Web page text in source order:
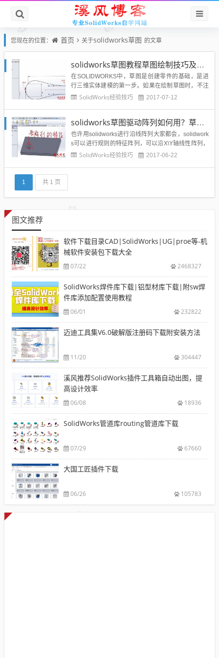
您现在的位置： 首页 关于solidworks草图 的文章
solidworks草图教程草图绘制技巧及注意事项
在SOLIDWORKS中，草图是创建零件的基础，是进
行三维实体建模的第一步。如果在绘制草图时，不注
意一些技巧和方法，那么势必会给后续设计和修改带
草图绘制的原则能有效提高设计效率。草图绘制的一
般原则有：1、分...
SolidWorks经验技巧 2017-07-12
solidworks草图驱动阵列如何用？草图驱动特征阵列怎么使用？
也许用solidworks进行沿线阵列大家都会，solidwork
s可以进行规则的特征阵列，可以沿X\Y轴线性阵列，
那么如何让solidworks特征随意阵列，或者说沿着某
SolidWorks经验技巧 2017-06-22
1 共 1 页
图文推荐
软件下载目录CAD|SolidWorks|UG|proe等-机
械软件安装包下载大全
07/22 2468327
SolidWorks焊件库下载|铝型材库下载|附sw焊
件库添加配置使用教程
06/01 232822
迈迪工具集V6.0破解版注册码下载附安装方法
11/20 304447
溪风推荐SolidWorks插件工具箱自动出图，提
高设计效率
06/08 18936
SolidWorks管道库routing管道库下载
07/29 67660
大国工匠插件下载
06/26 105783